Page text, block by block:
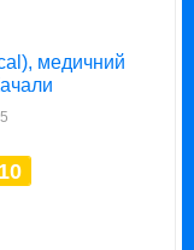
медичний
10